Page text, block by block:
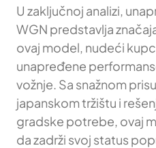
U zaključnoj analizi,
WGN predstavlja
ovaj model, nudeći
unapređene
vožnje. Sa snažnom
japanskom tržištu i
gradske potrebe, ovaj
da zadrži svoj status